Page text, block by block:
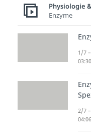
Die
sehr
Physiologie
Enzyme
1/7
03:30
2/7
04:06